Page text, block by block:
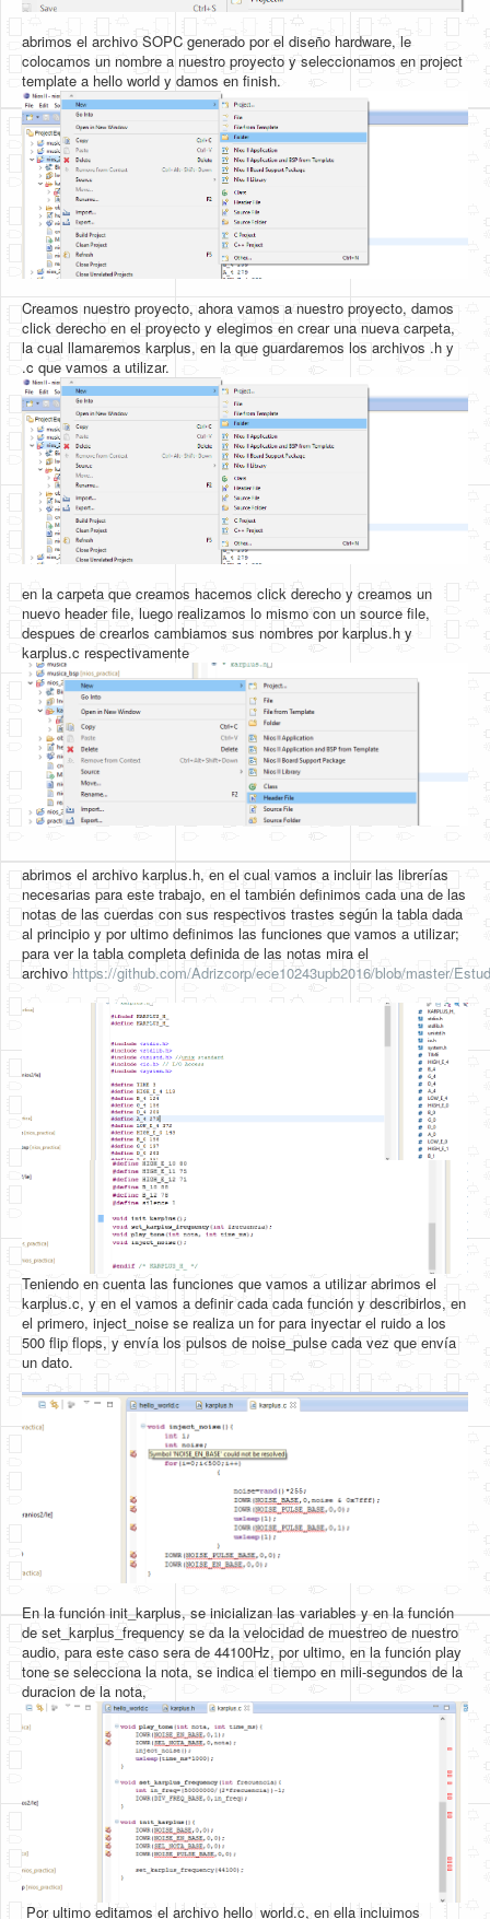
abrimos el archivo SOPC generado por el diseño hardware, le
colocamos un nombre a nuestro proyecto y seleccionamos en project
template a hello world y damos en finish.
Creamos nuestro proyecto, ahora vamos a nuestro proyecto, damos
click derecho en el proyecto y elegimos en crear una nueva carpeta,
la cual llamaremos karplus, en la que guardaremos los archivos .h y
.c que vamos a utilizar.
en la carpeta que creamos hacemos click derecho y creamos un
nuevo header file, luego realizamos lo mismo con un source file,
despues de crearlos cambiamos sus nombres por karplus.h y
karplus.c respectivamente
abrimos el archivo karplus.h, en el cual vamos a incluir las librerías
necesarias para este trabajo, en el también definimos cada una de las
notas de las cuerdas con sus respectivos trastes según la tabla dada
al principio y por ultimo definimos las funciones que vamos a utilizar;
para ver la tabla completa definida de las notas mira el
archivo https://github.com/Adrizcorp/ece10243upb2016/blob/master/
Teniendo en cuenta las funciones que vamos a utilizar abrimos el
karplus.c, y en el vamos a definir cada cada función y describirlos, en
el primero, inject_noise se realiza un for para inyectar el ruido a los
500 flip flops, y envía los pulsos de noise_pulse cada vez que envía
un dato.
En la función init_karplus, se inicializan las variables y en la función
de set_karplus_frequency se da la velocidad de muestreo de nuestro
audio, para este caso sera de 44100Hz, por ultimo, en la función play
tone se selecciona la nota, se indica el tiempo en mili-segundos de la
duracion de la nota,
Por ultimo editamos el archivo hello_world.c, en ella incluimos